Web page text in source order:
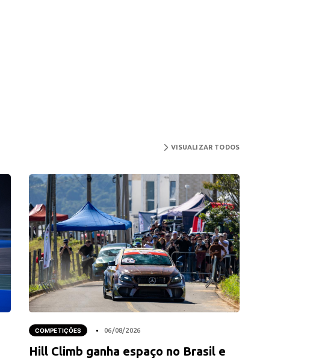
VISUALIZAR TODOS
COMPETIÇÕES 06/08/2026
Hill Climb ganha espaço no Brasil e